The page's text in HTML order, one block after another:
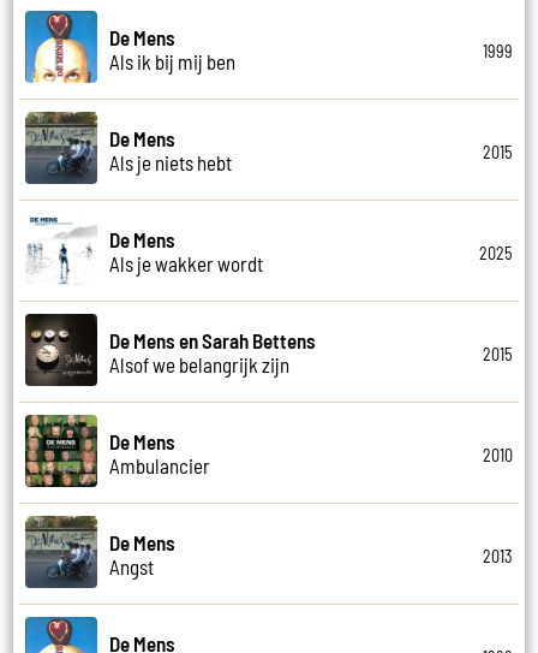
De Mens
Als ik bij mij ben
1999
De Mens
Als je niets hebt
2015
De Mens
Als je wakker wordt
2025
De Mens en Sarah Bettens
Alsof we belangrijk zijn
2015
De Mens
Ambulancier
2010
De Mens
Angst
2013
De Mens